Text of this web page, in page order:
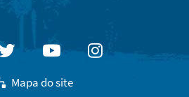
TwitterYoutubeInstagram
Mapa do site